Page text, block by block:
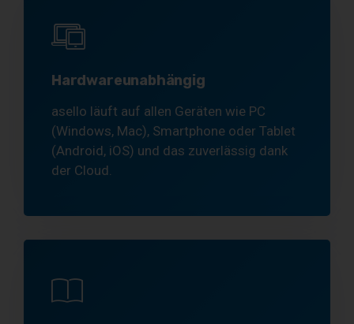
Hardwareunabhängig
asello läuft auf allen Geräten wie PC
(Windows, Mac), Smartphone oder Tablet
(Android, iOS) und das zuverlässig dank
der Cloud.